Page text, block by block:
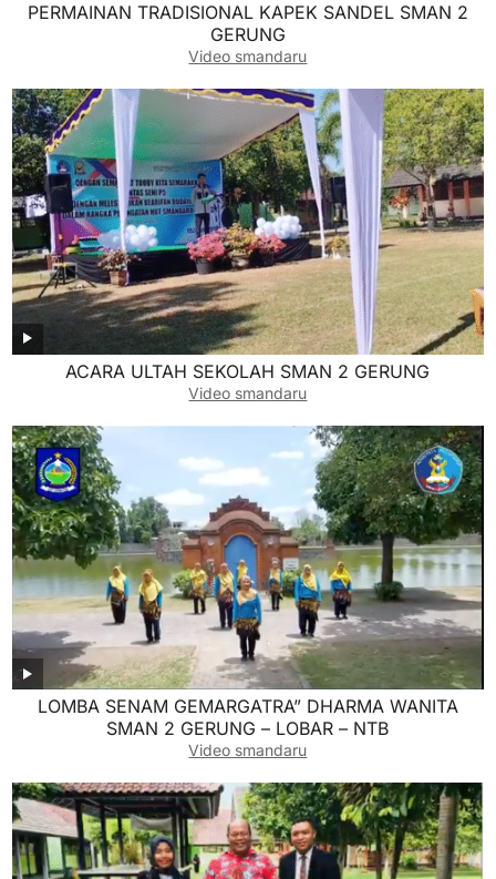
PERMAINAN TRADISIONAL KAPEK SANDEL SMAN 2
GERUNG
Video smandaru
ACARA ULTAH SEKOLAH SMAN 2 GERUNG
Video smandaru
LOMBA SENAM GEMARGATRA” DHARMA WANITA
SMAN 2 GERUNG – LOBAR – NTB
Video smandaru